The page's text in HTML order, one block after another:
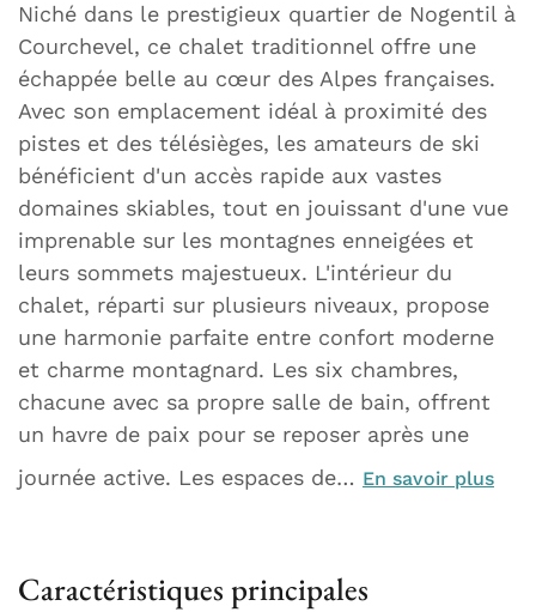
Niché dans le prestigieux quartier de Nogentil à
Courchevel, ce chalet traditionnel offre une
échappée belle au cœur des Alpes françaises.
Avec son emplacement idéal à proximité des
pistes et des télésièges, les amateurs de ski
bénéficient d'un accès rapide aux vastes
domaines skiables, tout en jouissant d'une vue
imprenable sur les montagnes enneigées et
leurs sommets majestueux. L'intérieur du
chalet, réparti sur plusieurs niveaux, propose
une harmonie parfaite entre confort moderne
et charme montagnard. Les six chambres,
chacune avec sa propre salle de bain, offrent
un havre de paix pour se reposer après une
journée active. Les espaces de… En savoir plus
Caractéristiques principales